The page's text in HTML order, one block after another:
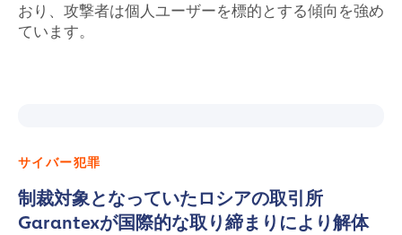
おり、攻撃者は個人ユーザーを標的とする傾向を強め
ています。
サイバー犯罪
制裁対象となっていたロシアの取引所
Garantexが国際的な取り締まりにより解体